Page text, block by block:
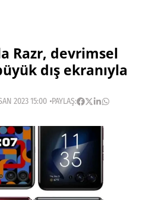
Razr, devrimsel
dış ekranıyla
2023 15:00 PAYLAŞ: